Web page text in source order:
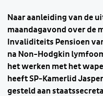
Naar aanleiding van de
maandagavond over de
Invaliditeits Pensioen
na Non-Hodgkin
het werken met het
heeft SP-Kamerlid
gesteld aan